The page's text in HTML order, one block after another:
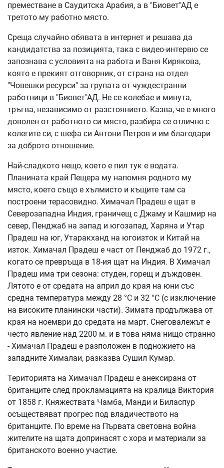
преместване в Саудитска Арабия, а в "Биовет"АД е
третото му работно място.
Среща случайно обявата в интернет и решава да
кандидатства за позицията, така с видео-интервю се
запознава с условията на работа и Ваня Кирякова,
която е прекият отговорник, от страна на отдел
"Човешки ресурси" за групата от чуждестранни
работници в "Биовет"АД. Не се колебае и минута,
тръгва, независимо от разстоянието. Казва, че е много
доволен от работното си място, разбира се отлично с
колегите си, с шефа си Антони Петров и им благодари
за доброто отношение.
Най-сладкото нещо, което е пил тук е водата.
Планината край Пещера му напомня родното му
място, което също е хълмисто и къщите там са
построени терасовидно. Химачал Прадеш е щат в
Северозападна Индия, граничещ с Джаму и Кашмир на
север, Пенджаб на запад и югозапад, Харяна и Утар
Прадеш на юг, Утаракханд на югоизток и Китай на
изток. Химачал Прадеш е част от Пенджаб до 1972 г.,
когато се превръща в 18-ия щат на Индия. В Химачал
Прадеш има три сезона: студен, горещ и дъждовен.
Лятото е от средата на април до края на юни със
средна температура между 28 °C и 32 °C (с изключение
на високите планински части). Зимата продължава от
края на ноември до средата на март. Снеговалежът е
често явление над 2200 м. и в това няма нищо странно
- Химачал Прадеш е разположен в подножието на
западните Хималаи, разказва Сушил Кумар.
Територията на Химачал Прадеш е анексирана от
британците след прокламацията на кралица Виктория
от 1858 г. Княжествата Чамба, Манди и Биласпур
осъществяват прогрес под владичеството на
британците. По време на Първата световна война
жителите на щата допринасят с хора и материали за
британското военно участие.